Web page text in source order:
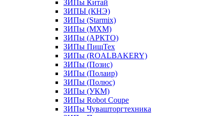
ЗИПы Китай
ЗИПЫ (КНЭ)
ЗИПы (Starmix)
ЗИПы (МХМ)
ЗИПы (АРКТО)
ЗИПы ПищТех
ЗИПы (ROALBAKERY)
ЗИПы (Позис)
ЗИПы (Полаир)
ЗИПы (Полюс)
ЗИПы (УКМ)
ЗИПы Robot Coupe
ЗИПы Чувашторгтехника